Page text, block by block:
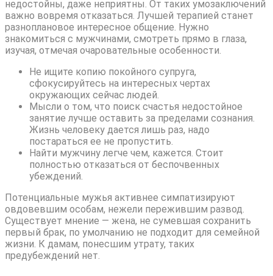
недостойны, даже неприятны. От таких умозаключений
важно вовремя отказаться. Лучшей терапией станет
разноплановое интересное общение. Нужно
знакомиться с мужчинами, смотреть прямо в глаза,
изучая, отмечая очаровательные особенности.
Не ищите копию покойного супруга,
сфокусируйтесь на интересных чертах
окружающих сейчас людей.
Мысли о том, что поиск счастья недостойное
занятие лучше оставить за пределами сознания.
Жизнь человеку дается лишь раз, надо
постараться ее не пропустить.
Найти мужчину легче чем, кажется. Стоит
полностью отказаться от беспочвенных
убеждений.
Потенциальные мужья активнее симпатизируют
овдовевшим особам, нежели пережившим развод.
Существует мнение — жена, не сумевшая сохранить
первый брак, по умолчанию не подходит для семейной
жизни. К дамам, понесшим утрату, таких
предубеждений нет.